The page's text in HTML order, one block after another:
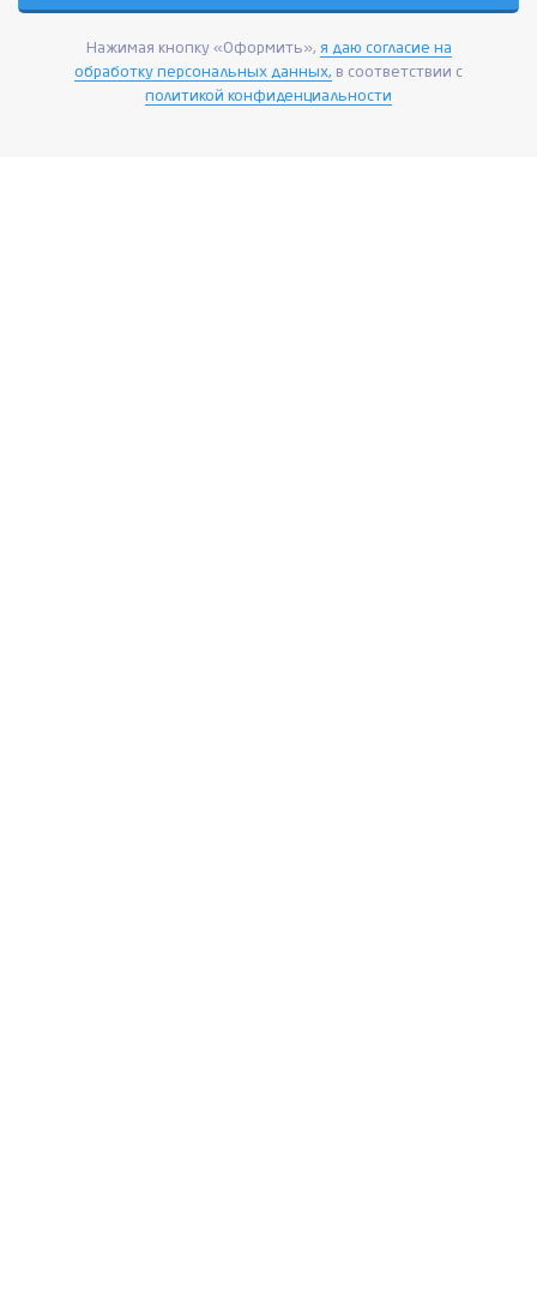
Нажимая кнопку «Оформить», я даю согласие на
обработку персональных данных, в соответствии с
политикой конфиденциальности